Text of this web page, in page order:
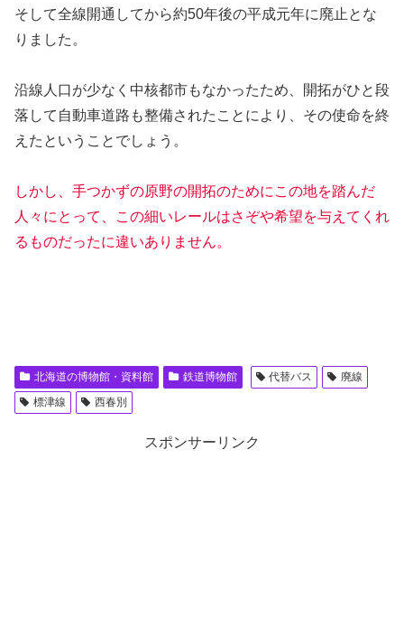
そして全線開通してから約50年後の平成元年に廃止とな
りました。
沿線人口が少なく中核都市もなかったため、開拓がひと段
落して自動車道路も整備されたことにより、その使命を終
えたということでしょう。
しかし、手つかずの原野の開拓のためにこの地を踏んだ
人々にとって、この細いレールはさぞや希望を与えてくれ
るものだったに違いありません。
北海道の博物館・資料館 鉄道博物館 代替バス
廃線
標津線
西春別
スポンサーリンク